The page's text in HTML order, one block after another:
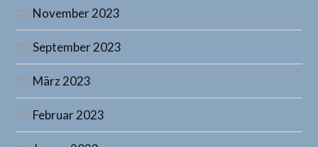
November 2023
September 2023
März 2023
Februar 2023